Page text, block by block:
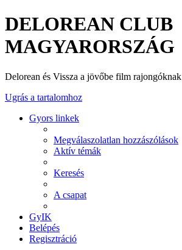
DELOREAN CLUB
MAGYARORSZÁG
Delorean és Vissza a jövőbe film rajongóknak
Ugrás a tartalomhoz
Gyors linkek
Megválaszolatlan hozzászólások
Aktív témák
Keresés
A csapat
GyIK
Belépés
Regisztráció